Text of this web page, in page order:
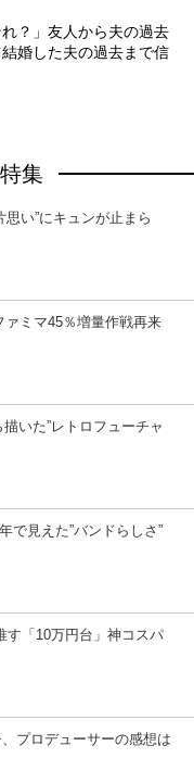
？」友人から夫の過去
婚した夫の過去まで信
集
い”にキュンが止まら
ミマ45％増量作戦再来
いた”レトロフューチャ
で見えた”バンドらしさ”
す「10万円台」神コスパ
プロデューサーの感想は